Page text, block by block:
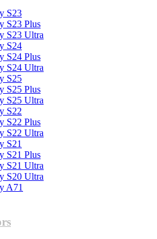
S23
S23 Plus
S23 Ultra
S24
S24 Plus
S24 Ultra
S25
S25 Plus
S25 Ultra
S22
S22 Plus
S22 Ultra
S21
S21 Plus
S21 Ultra
S20 Ultra
A71